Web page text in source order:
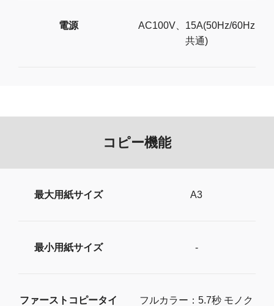
電源
AC100V、15A(50Hz/60Hz
共通)
コピー機能
最大用紙サイズ A3
最小用紙サイズ -
ファーストコピータイ
フルカラー：5.7秒 モノク